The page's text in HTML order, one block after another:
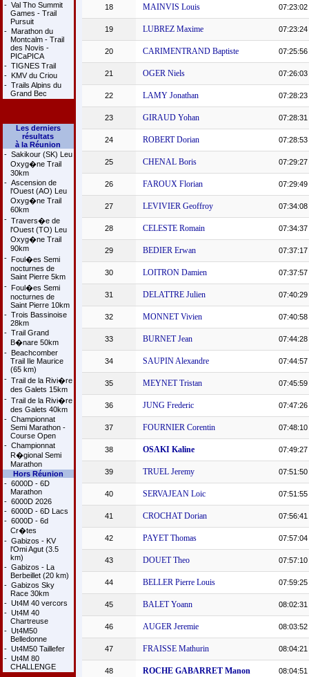
- Val Tho Summit
Games - Trail
Pursuit
- Marathon du
Montcalm - Trail
des Novis -
PICaPICA
- TIGNES Trail
- KMV du Criou
- Trails Alpins du
Grand Bec
Les derniers
résultats
à la Réunion
- Sakikour (SK) Leu
Oxyg�ne Trail
30km
- Ascension de
l'Ouest (AO) Leu
Oxyg�ne Trail
60km
- Travers�e de
l'Ouest (TO) Leu
Oxyg�ne Trail
90km
- Foul�es Semi
nocturnes de
Saint Pierre 5km
- Foul�es Semi
nocturnes de
Saint Pierre 10km
- Trois Bassinoise
28km
- Trail Grand
B�nare 50km
- Beachcomber
Trail Ile Maurice
(65 km)
- Trail de la Rivi�re
des Galets 15km
- Trail de la Rivi�re
des Galets 40km
- Championnat
Semi Marathon -
Course Open
- Championnat
R�gional Semi
Marathon
Hors Réunion
- 6000D - 6D
Marathon
- 6000D 2026
- 6000D - 6D Lacs
- 6000D - 6d
Cr�tes
- Gabizos - KV
l'Omi Agut (3.5
km)
- Gabizos - La
Berbeillet (20 km)
- Gabizos Sky
Race 30km
- Ut4M 40 vercors
- Ut4M 40
Chartreuse
- Ut4M50
Belledonne
- Ut4M50 Taillefer
- Ut4M 80
CHALLENGE
18 MAINVIS Louis 07:23:02
19 LUBREZ Maxime 07:23:24
20 CARIMENTRAND Baptiste 07:25:56
21 OGER Niels 07:26:03
22 LAMY Jonathan 07:28:23
23 GIRAUD Yohan 07:28:31
24 ROBERT Dorian 07:28:53
25 CHENAL Boris 07:29:27
26 FAROUX Florian 07:29:49
27 LEVIVIER Geoffroy 07:34:08
28 CELESTE Romain 07:34:37
29 BEDIER Erwan 07:37:17
30 LOITRON Damien 07:37:57
31 DELATTRE Julien 07:40:29
32 MONNET Vivien 07:40:58
33 BURNET Jean 07:44:28
34 SAUPIN Alexandre 07:44:57
35 MEYNET Tristan 07:45:59
36 JUNG Frederic 07:47:26
37 FOURNIER Corentin 07:48:10
38 OSAKI Kaline 07:49:27
39 TRUEL Jeremy 07:51:50
40 SERVAJEAN Loic 07:51:55
41 CROCHAT Dorian 07:56:41
42 PAYET Thomas 07:57:04
43 DOUET Theo 07:57:10
44 BELLER Pierre Louis 07:59:25
45 BALET Yoann 08:02:31
46 AUGER Jeremie 08:03:52
47 FRAISSE Mathurin 08:04:21
48 ROCHE GABARRET Manon 08:04:51